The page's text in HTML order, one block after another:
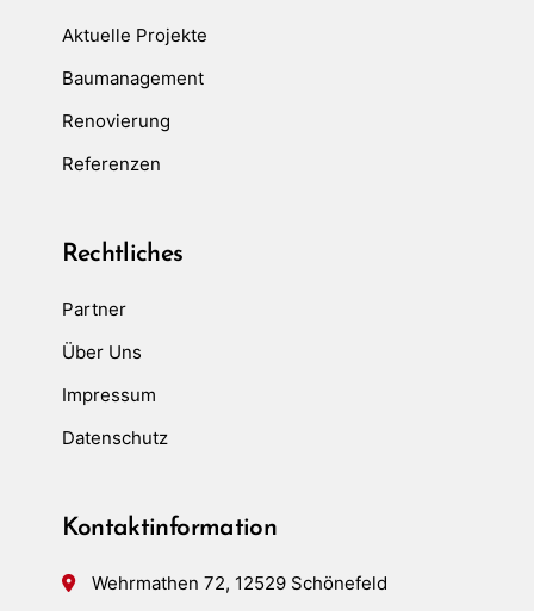
Aktuelle Projekte
Baumanagement
Renovierung
Referenzen
Rechtliches
Partner
Über Uns
Impressum
Datenschutz
Kontaktinformation
Wehrmathen 72, 12529 Schönefeld